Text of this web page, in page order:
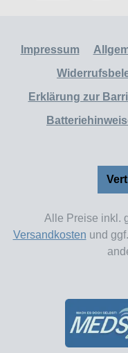
Impressum
Erklärung zur
Alle Preise inkl.
Versandkosten und